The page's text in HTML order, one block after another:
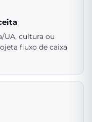
UA, cultura ou
fluxo de caixa